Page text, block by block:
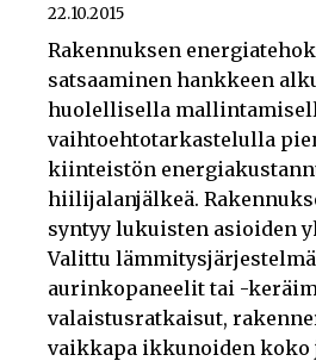
22.10.2015
Rakennuksen
satsaaminen hankkeen
huolellisella
vaihtoehtotarkastelulla
kiinteistön
hiilijalanjälkeä.
syntyy lukuisten asioiden
Valittu
aurinkopaneelit tai -
valaistusratkaisut,
vaikkapa ikkunoiden koko